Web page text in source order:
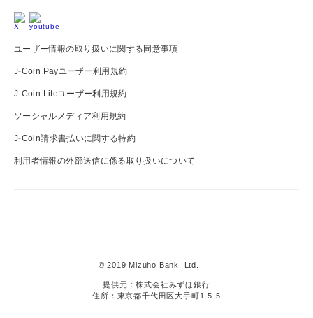
ユーザー情報の取り扱いに関する同意事項
J-Coin Payユーザー利用規約
J-Coin Liteユーザー利用規約
ソーシャルメディア利用規約
J-Coin請求書払いに関する特約
利用者情報の外部送信に係る取り扱いについて
© 2019 Mizuho Bank, Ltd.
提供元：株式会社みずほ銀行
住所：東京都千代田区大手町1-5-5